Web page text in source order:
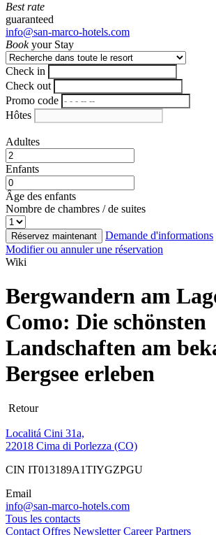
Best rate
guaranteed
info@san-marco-hotels.com
Bookyour Stay
Check in
Check out
Promo code
Hôtes
Adultes
Enfants
Âge des enfants
Nombre de chambres / de suites
Réservez maintenant
Demande d'informations
Modifier ou annuler une réservation
Wiki
Bergwandern am
Como: Die schönsten
Landschaften am
Bergsee erleben
Retour
Localitá Cini 31a,
22018 Cima di Porlezza (CO)
CIN IT013189A1TIYGZPGU
Email
info@san-marco-hotels.com
Tous les contacts
Contact Offres Newsletter Career Partners